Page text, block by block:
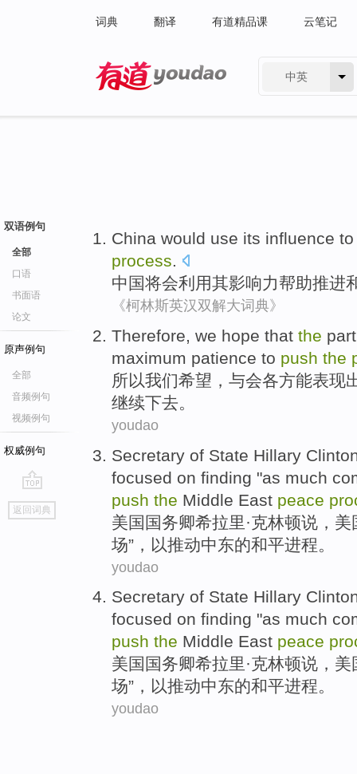
词典 翻译 有道精品课 云笔记
中英
双语例句
全部
口语
书面语
论文
原声例句
全部
音频例句
视频例句
权威例句
go
top
返回词典
China would use its influence
process.
中国将会利用其影响力帮助推进
《柯林斯英汉双解大词典》
Therefore, we hope that the
maximum patience to push the
所以我们希望 ，与会各方能表现
继续下去。
youdao
Secretary of State Hillary
focused on finding "as much
push the Middle East peace
美国 国务卿希拉里·克林顿说 ，
场”， 以推动中东的和平进程 。
youdao
Secretary of State Hillary
focused on finding "as much
push the Middle East peace
美国 国务卿希拉里·克林顿说 ，
场”， 以推动中东的和平进程。
youdao